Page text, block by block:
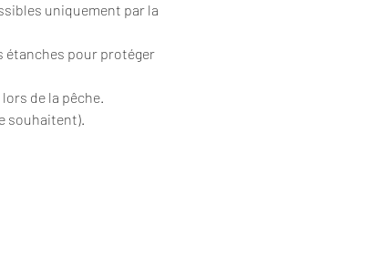
uniquement par la
étanches pour protéger
de la pêche.
souhaitent).